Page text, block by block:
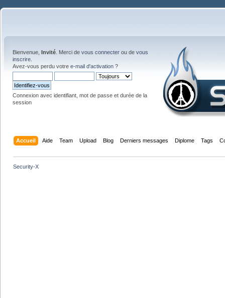
Bienvenue, Invité . Merci de vous connecter ou de vous
inscrire
Avez-vous perdu votre e-mail d'activation ?
Connexion avec identifiant, mot de passe et durée de la
session
Accueil Aide Team Upload Blog Derniers messages Diplome Tags
Security-X